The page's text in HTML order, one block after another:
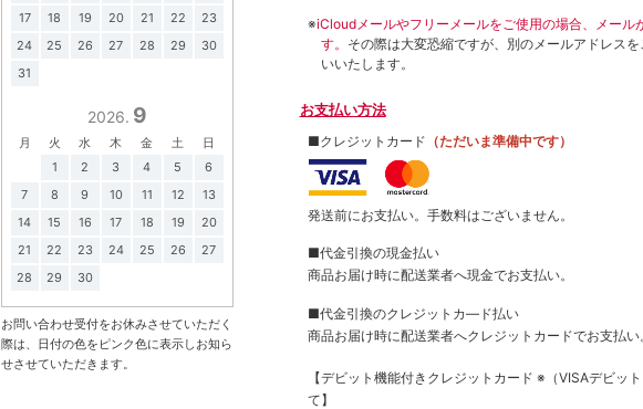
※iCloudメールやフリーメールをご使用の場合、メール
す。 その際は大変恐縮ですが、別のメールアドレス
いいたします。
お支払い方法
■クレジットカード （ただいま準備中です）
発送前にお支払い。手数料はございません。
■代金引換の現金払い
商品お届け時に配送業者へ現金でお支払い。
■代金引換のクレジットカ―ド払い
商品お届け時に配送業者へクレジットカードでお支払い
【デビット機能付きクレジットカード ※（VISAデビット
て】
17
18 19 20 21 22
23
24
25 26 27 28 29
30
31
2026. 9
月 火 水 木 金 土
日
1
2 3 4 5
6
7
8 9 10 11 12
13
14
15 16 17 18 19
20
21
22 23 24 25 26
27
28
29 30
お問い合わせ受付をお休みさせていただく
際は、日付の色をピンク色に表示しお知ら
せさせていただきます。